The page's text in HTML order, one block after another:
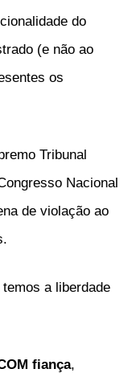
do
(e não ao
os
Tribunal
Nacional
de violação ao
a liberdade
fiança,